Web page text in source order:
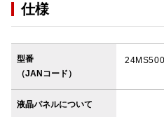
仕様
型番
（JANコード）
液晶パネルについて